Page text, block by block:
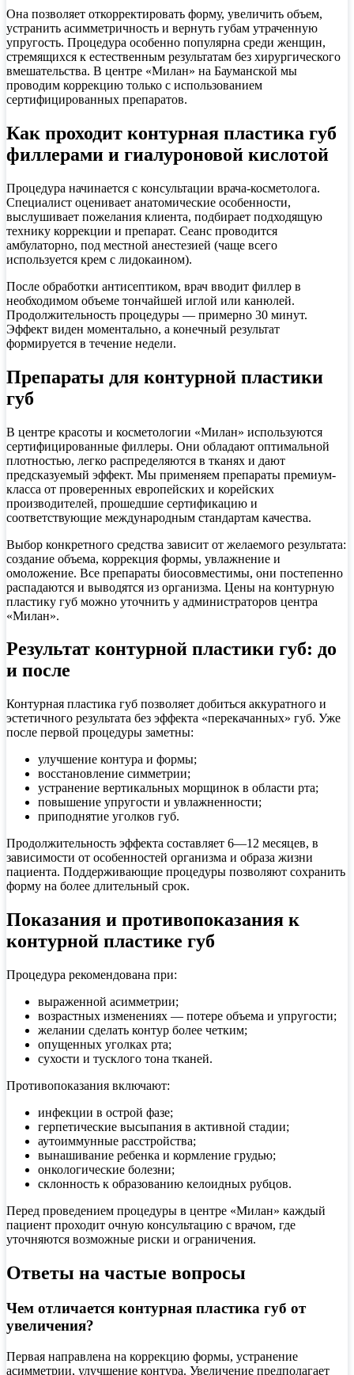
Она позволяет откорректировать форму, увеличить объем,
устранить асимметричность и вернуть губам утраченную
упругость. Процедура особенно популярна среди женщин,
стремящихся к естественным результатам без хирургического
вмешательства. В центре «Милан» на Бауманской мы
проводим коррекцию только с использованием
сертифицированных препаратов.
Как проходит контурная пластика губ
филлерами и гиалуроновой кислотой
Процедура начинается с консультации врача-косметолога.
Специалист оценивает анатомические особенности,
выслушивает пожелания клиента, подбирает подходящую
технику коррекции и препарат. Сеанс проводится
амбулаторно, под местной анестезией (чаще всего
используется крем с лидокаином).
После обработки антисептиком, врач вводит филлер в
необходимом объеме тончайшей иглой или канюлей.
Продолжительность процедуры — примерно 30 минут.
Эффект виден моментально, а конечный результат
формируется в течение недели.
Препараты для контурной пластики
губ
В центре красоты и косметологии «Милан» используются
сертифицированные филлеры. Они обладают оптимальной
плотностью, легко распределяются в тканях и дают
предсказуемый эффект. Мы применяем препараты премиум-
класса от проверенных европейских и корейских
производителей, прошедшие сертификацию и
соответствующие международным стандартам качества.
Выбор конкретного средства зависит от желаемого результата:
создание объема, коррекция формы, увлажнение и
омоложение. Все препараты биосовместимы, они постепенно
распадаются и выводятся из организма. Цены на контурную
пластику губ можно уточнить у администраторов центра
«Милан».
Результат контурной пластики губ: до
и после
Контурная пластика губ позволяет добиться аккуратного и
эстетичного результата без эффекта «перекачанных» губ. Уже
после первой процедуры заметны:
улучшение контура и формы;
восстановление симметрии;
устранение вертикальных морщинок в области рта;
повышение упругости и увлажненности;
приподнятие уголков губ.
Продолжительность эффекта составляет 6—12 месяцев, в
зависимости от особенностей организма и образа жизни
пациента. Поддерживающие процедуры позволяют сохранить
форму на более длительный срок.
Показания и противопоказания к
контурной пластике губ
Процедура рекомендована при:
выраженной асимметрии;
возрастных изменениях — потере объема и упругости;
желании сделать контур более четким;
опущенных уголках рта;
сухости и тусклого тона тканей.
Противопоказания включают:
инфекции в острой фазе;
герпетические высыпания в активной стадии;
аутоиммунные расстройства;
вынашивание ребенка и кормление грудью;
онкологические болезни;
склонность к образованию келоидных рубцов.
Перед проведением процедуры в центре «Милан» каждый
пациент проходит очную консультацию с врачом, где
уточняются возможные риски и ограничения.
Ответы на частые вопросы
Чем отличается контурная пластика губ от
увеличения?
Первая направлена на коррекцию формы, устранение
асимметрии, улучшение контура. Увеличение предполагает